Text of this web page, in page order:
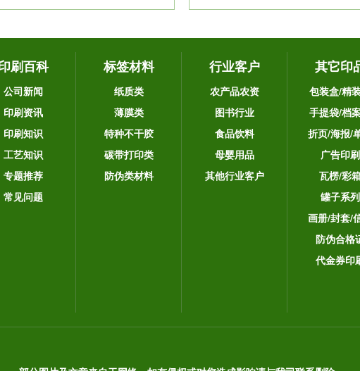
刷百科
公司新闻
印刷资讯
印刷知识
工艺知识
专题推荐
常见问题
标签材料
纸质类
薄膜类
特种不干胶
碳带打印类
防伪类材料
行业客户
农产品农资
图书行业
食品饮料
母婴用品
其他行业客户
其它印
包装盒/精
手提袋/档
折页/海报/
广告印刷
瓦楞/彩
罐子系列
画册/封套/
防伪合格
代金券印